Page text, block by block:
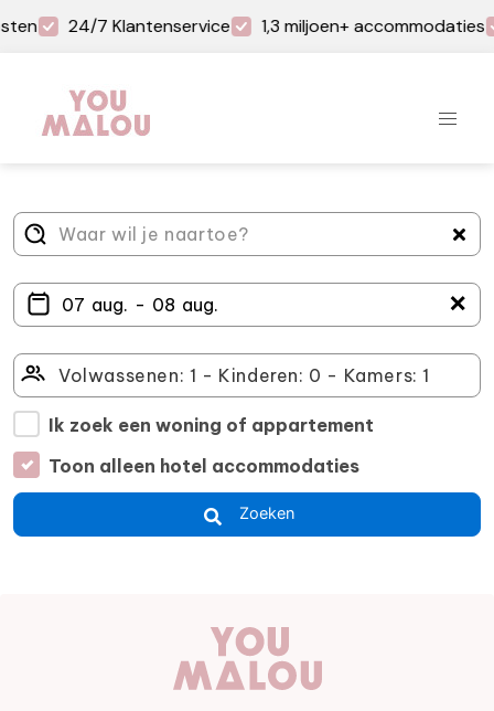
24/7 Klantenservice 1,3 miljoen+ accommodaties
＋
Ik zoek een woning of appartement
Toon alleen hotel accommodaties
Zoeken